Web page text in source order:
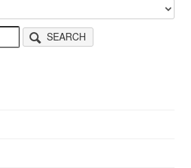
SEARCH